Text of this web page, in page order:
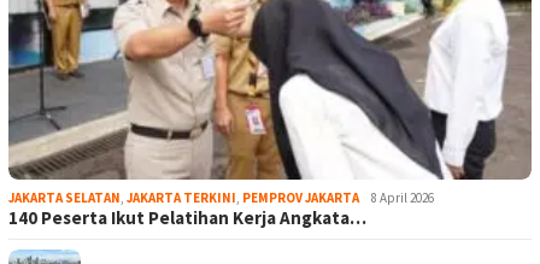
JAKARTA SELATAN JAKARTA TERKINI PEMPROV JAKARTA 8 April 2026
140 Peserta Ikut Pelatihan Kerja Angkata…